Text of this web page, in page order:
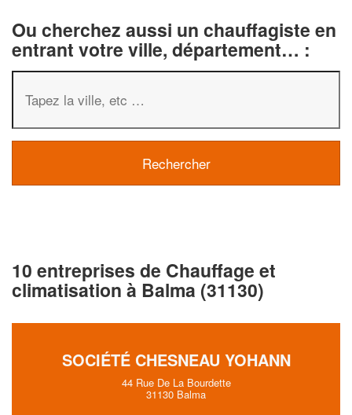
Ou cherchez aussi un chauffagiste en
entrant votre ville, département… :
10 entreprises de Chauffage et
climatisation à Balma (31130)
SOCIÉTÉ CHESNEAU YOHANN
44 Rue De La Bourdette
31130 Balma